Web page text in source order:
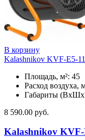
В корзину
Kalashnikov KVF-E5-11
Площадь, м²: 45
Расход воздуха,
Габариты
8 590.00 руб.
Kalashnikov KVF-